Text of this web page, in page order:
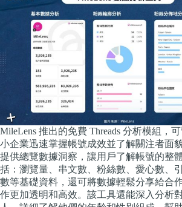
MileLens 推出的免費 Threads 分析模組，
小企業迅速掌握帳號成效並了解關注者面
提供總覽數據洞察，讓用戶了解帳號的整
括：瀏覽量、串文數、粉絲數、愛心數、
數等基礎資料，還可將數據輕鬆分享給合
作更加透明和高效。該工具還能深入分析